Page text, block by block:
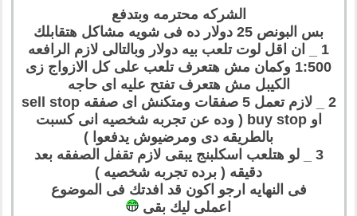
الشركه محترمه وبتدفع
بس البونص 25 دولار ده فى شويه مشاكل هتقابلك
1 _ ان اقل لوت تلعب بيه دولار وبالتالى لازم الرافعه
1:500 وكمان مش هتعرف تلعب على كل الازواج زى
الكيبل مش هتعرف تفتح عليه اى حاجه
2 _ لازم تعمل 5 صفقات ومتكنش اى صفقه sell stop
او buy stop ( وده عن تجربه شخصيه انى كسبت
بالطريقه دى ومرضيوش يدفعوا )
3 _ لو هتلعب اسكلبنج يبقى لازم تقفل الصفقه بعد
دقيقه ( برده تجربه شخصيه )
فى النهايه ارجو اكون قد افدتك فى الموضوع
اعملى ليك بقى